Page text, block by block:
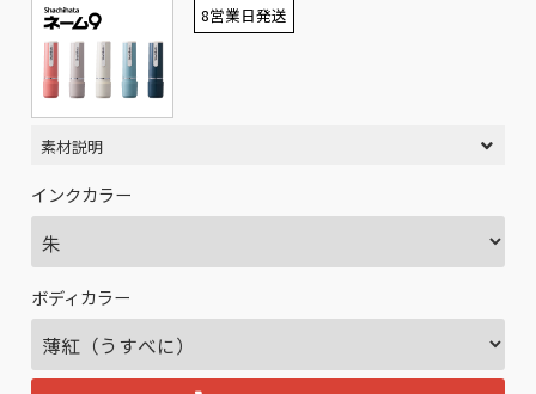
8営業日発送
素材説明
インクカラー
ボディカラー